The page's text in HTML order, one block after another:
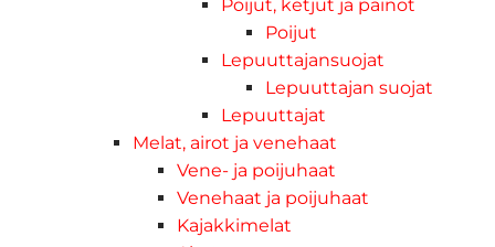
Poijut, ketjut ja painot
Poijut
Lepuuttajansuojat
Lepuuttajan suojat
Lepuuttajat
Melat, airot ja venehaat
Vene- ja poijuhaat
Venehaat ja poijuhaat
Kajakkimelat